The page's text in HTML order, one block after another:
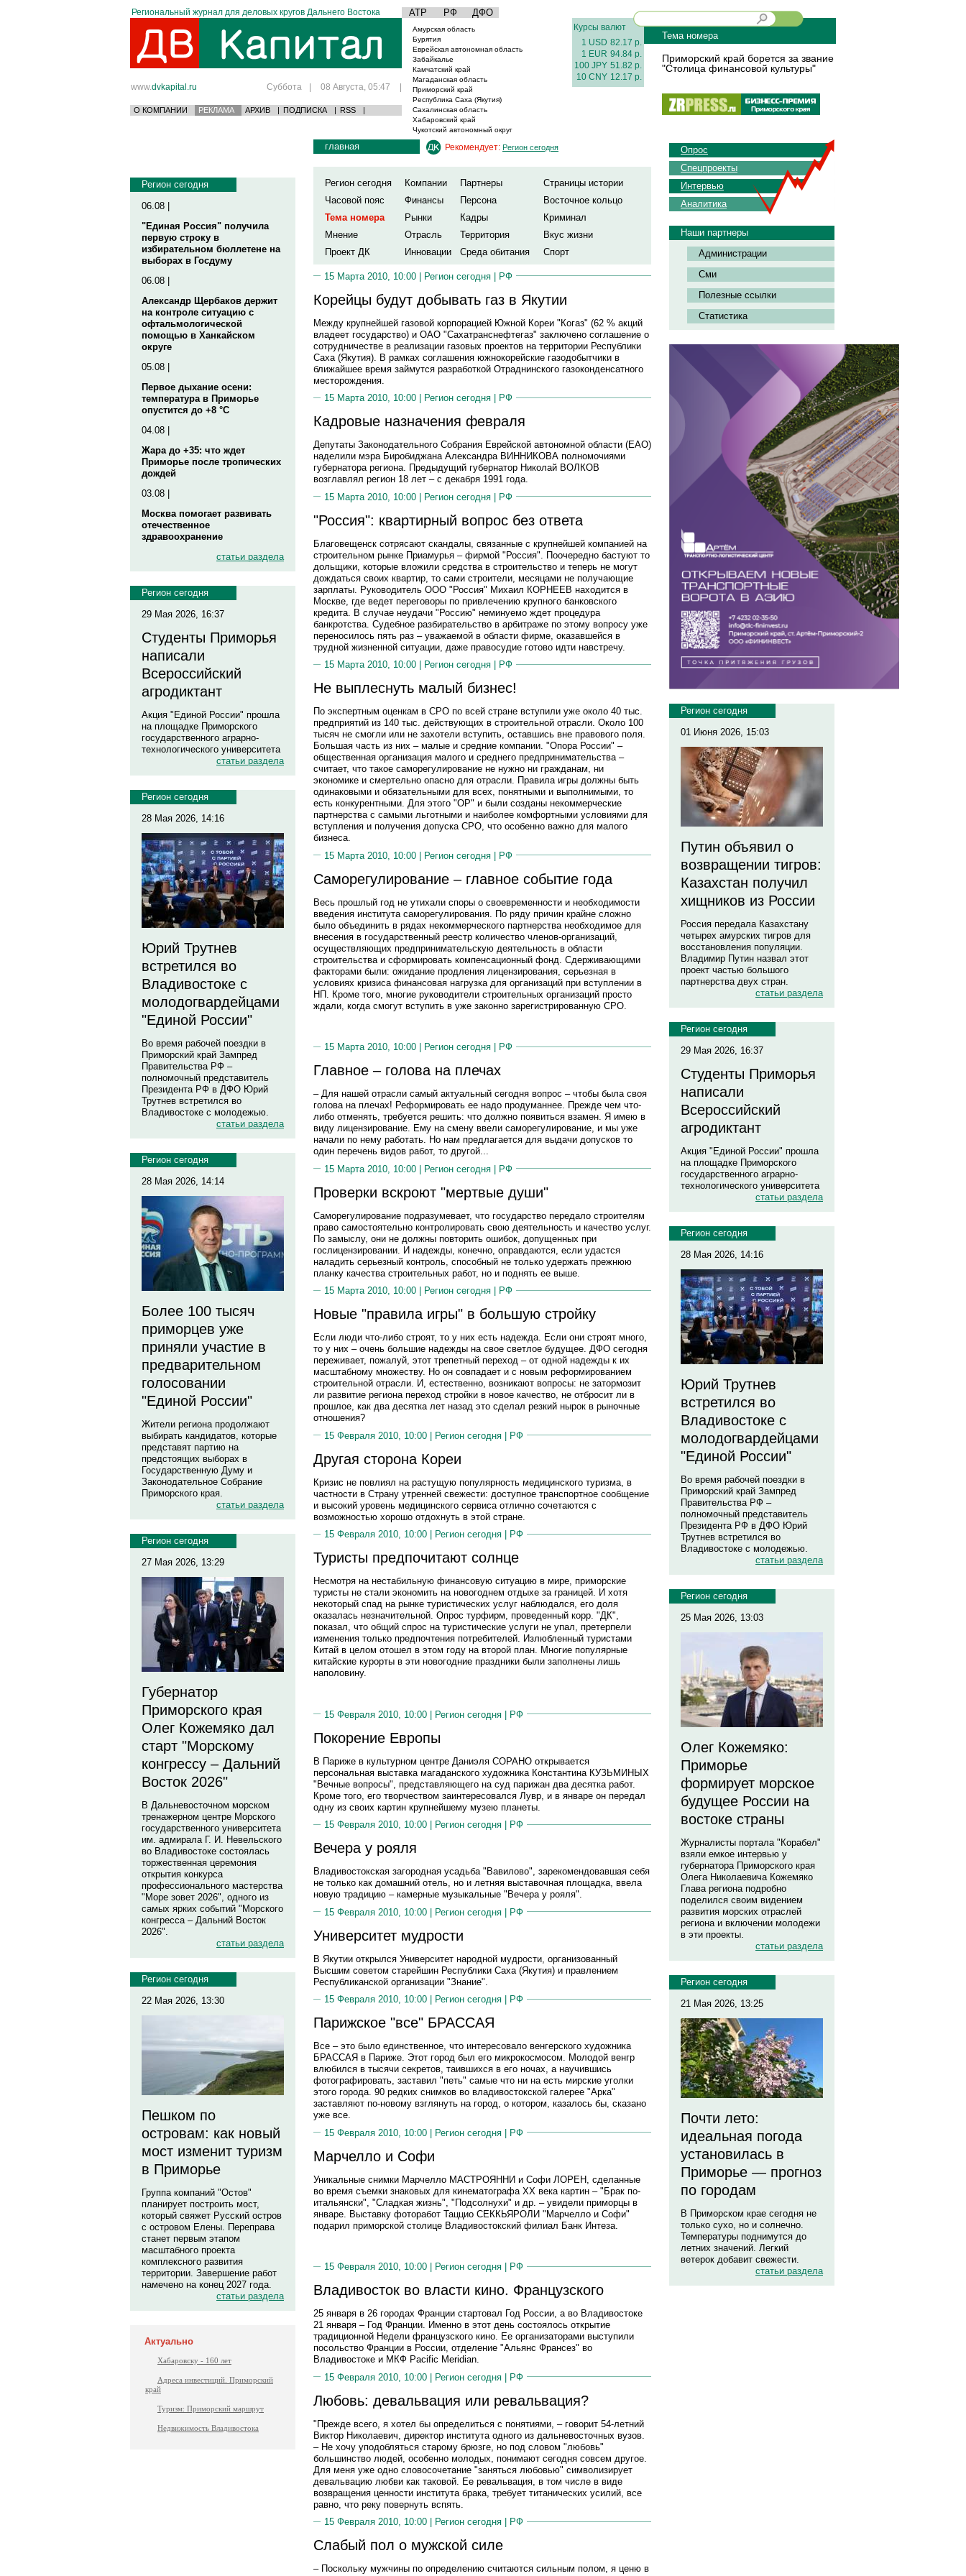
Региональный журнал для деловых кругов Дальнего Востока АТР РФ ДФО
www.dvkapital.ru Суббота | 08 Августа, 05:47 |
О КОМПАНИИ РЕКЛАМА АРХИВ | ПОДПИСКА | RSS |
Амурская область
Бурятия
Еврейская автономная область
Забайкалье
Камчатский край
Магаданская область
Приморский край
Республика Саха (Якутия)
Сахалинская область
Хабаровский край
Чукотский автономный округ
Курсы валют
1 USD 82.17 р.
1 EUR 94.84 р.
100 JPY 51.82 р.
10 CNY 12.17 р.
Тема номера
Приморский край борется за звание
"Столица финансовой культуры"
Регион сегодня
06.08 |
"Единая Россия" получила
первую строку в
избирательном бюллетене на
выборах в Госдуму
06.08 |
Александр Щербаков держит
на контроле ситуацию с
офтальмологической
помощью в Ханкайском
округе
05.08 |
Первое дыхание осени:
температура в Приморье
опустится до +8 °C
04.08 |
Жара до +35: что ждет
Приморье после тропических
дождей
03.08 |
Москва помогает развивать
отечественное
здравоохранение
статьи раздела
Регион сегодня
29 Мая 2026, 16:37
Студенты Приморья
написали
Всероссийский
агродиктант
Акция "Единой России" прошла
на площадке Приморского
государственного аграрно-
технологического университета
статьи раздела
Регион сегодня
28 Мая 2026, 14:16
Юрий Трутнев
встретился во
Владивостоке с
молодогвардейцами
"Единой России"
Во время рабочей поездки в
Приморский край Зампред
Правительства РФ –
полномочный представитель
Президента РФ в ДФО Юрий
Трутнев встретился во
Владивостоке с молодежью.
статьи раздела
Регион сегодня
28 Мая 2026, 14:14
Более 100 тысяч
приморцев уже
приняли участие в
предварительном
голосовании
"Единой России"
Жители региона продолжают
выбирать кандидатов, которые
представят партию на
предстоящих выборах в
Государственную Думу и
Законодательное Собрание
Приморского края.
статьи раздела
Регион сегодня
27 Мая 2026, 13:29
Губернатор
Приморского края
Олег Кожемяко дал
старт "Морскому
конгрессу – Дальний
Восток 2026"
В Дальневосточном морском
тренажерном центре Морского
государственного университета
им. адмирала Г. И. Невельского
во Владивостоке состоялась
торжественная церемония
открытия конкурса
профессионального мастерства
"Море зовет 2026", одного из
самых ярких событий "Морского
конгресса – Дальний Восток
2026".
статьи раздела
Регион сегодня
22 Мая 2026, 13:30
Пешком по
островам: как новый
мост изменит туризм
в Приморье
Группа компаний "Остов"
планирует построить мост,
который свяжет Русский остров
с островом Елены. Переправа
станет первым этапом
масштабного проекта
комплексного развития
территории. Завершение работ
намечено на конец 2027 года.
статьи раздела
Актуально
Хабаровску - 160 лет
Адреса инвестиций. Приморский
край
Туризм: Приморский маршрут
Недвижимость Владивостока
главная Рекомендует: Регион сегодня
Регион сегодня Компании Партнеры
Страницы истории
Часовой пояс
Финансы Персона
Восточное кольцо
Тема номера
Рынки Кадры
Криминал
Мнение
Отрасль Территория
Вкус жизни
Проект ДК
Инновации Среда обитания Спорт
15 Марта 2010, 10:00 | Регион сегодня | РФ
Корейцы будут добывать газ в Якутии
Между крупнейшей газовой корпорацией Южной Кореи "Когаз" (62 % акций
владеет государство) и ОАО "Сахатранснефтегаз" заключено соглашение о
сотрудничестве в реализации газовых проектов на территории Республики
Саха (Якутия). В рамках соглашения южнокорейские газодобытчики в
ближайшее время займутся разработкой Отраднинского газоконденсатного
месторождения.
15 Марта 2010, 10:00 |
Регион сегодня РФ
Кадровые назначения февраля
Депутаты Законодательного Собрания Еврейской автономной области (ЕАО)
наделили мэра Биробиджана Александра ВИННИКОВА полномочиями
губернатора региона. Предыдущий губернатор Николай ВОЛКОВ
возглавлял регион 18 лет – с декабря 1991 года.
15 Марта 2010, 10:00 | Регион сегодня | РФ
"Россия": квартирный вопрос без ответа
Благовещенск сотрясают скандалы, связанные с крупнейшей компанией на
строительном рынке Приамурья – фирмой "Россия". Поочередно бастуют то
дольщики, которые вложили средства в строительство и теперь не могут
дождаться своих квартир, то сами строители, месяцами не получающие
зарплаты. Руководитель ООО "Россия" Михаил КОРНЕЕВ находится в
Москве, где ведет переговоры по привлечению крупного банковского
кредита. В случае неудачи "Россию" неминуемо ждет процедура
банкротства. Судебное разбирательство в арбитраже по этому вопросу уже
переносилось пять раз – уважаемой в области фирме, оказавшейся в
трудной жизненной ситуации, даже правосудие готово идти навстречу.
15 Марта 2010, 10:00 |
Регион сегодня РФ
Не выплеснуть малый бизнес!
По экспертным оценкам в СРО по всей стране вступили уже около 40 тыс.
предприятий из 140 тыс. действующих в строительной отрасли. Около 100
тысяч не смогли или не захотели вступить, оставшись вне правового поля.
Большая часть из них – малые и средние компании. "Опора России" –
общественная организация малого и среднего предпринимательства –
считает, что такое саморегулирование не нужно ни гражданам, ни
экономике и смертельно опасно для отрасли. Правила игры должны быть
одинаковыми и обязательными для всех, понятными и выполнимыми, то
есть конкурентными. Для этого "ОР" и были созданы некоммерческие
партнерства с самыми льготными и наиболее комфортными условиями для
вступления и получения допуска СРО, что особенно важно для малого
бизнеса.
15 Марта 2010, 10:00 | Регион сегодня | РФ
Саморегулирование – главное событие года
Весь прошлый год не утихали споры о своевременности и необходимости
введения института саморегулирования. По ряду причин крайне сложно
было объединить в рядах некоммерческого партнерства необходимое для
внесения в государственный реестр количество членов-организаций,
осуществляющих предпринимательскую деятельность в области
строительства и сформировать компенсационный фонд. Сдерживающими
факторами были: ожидание продления лицензирования, серьезная в
условиях кризиса финансовая нагрузка для организаций при вступлении в
НП. Кроме того, многие руководители строительных организаций просто
ждали, когда смогут вступить в уже законно зарегистрированную СРО.
15 Марта 2010, 10:00 | Регион сегодня РФ
Главное – голова на плечах
– Для нашей отрасли самый актуальный сегодня вопрос – чтобы была своя
голова на плечах! Реформировать ее надо продуманнее. Прежде чем что-
либо отменять, требуется решить: что должно появиться взамен. Я имею в
виду лицензирование. Ему на смену ввели саморегулирование, и мы уже
начали по нему работать. Но нам предлагается для выдачи допусков то
один перечень видов работ, то другой...
15 Марта 2010, 10:00 | Регион сегодня | РФ
Проверки вскроют "мертвые души"
Саморегулирование подразумевает, что государство передало строителям
право самостоятельно контролировать свою деятельность и качество услуг.
По замыслу, они не должны повторить ошибок, допущенных при
гослицензировании. И надежды, конечно, оправдаются, если удастся
наладить серьезный контроль, способный не только удержать прежнюю
планку качества строительных работ, но и поднять ее выше.
15 Марта 2010, 10:00 |
Регион сегодня РФ
Новые "правила игры" в большую стройку
Если люди что-либо строят, то у них есть надежда. Если они строят много,
то у них – очень большие надежды на свое светлое будущее. ДФО сегодня
переживает, пожалуй, этот трепетный переход – от одной надежды к их
масштабному множеству. Но он совпадает и с новым реформированием
строительной отрасли. И, естественно, возникают вопросы: не затормозит
ли развитие региона переход стройки в новое качество, не отбросит ли в
прошлое, как два десятка лет назад это сделал резкий нырок в рыночные
отношения?
15 Февраля 2010, 10:00 | Регион сегодня | РФ
Другая сторона Кореи
Кризис не повлиял на растущую популярность медицинского туризма, в
частности в Страну утренней свежести: доступное транспортное сообщение
и высокий уровень медицинского сервиса отлично сочетаются с
возможностью хорошо отдохнуть в этой стране.
15 Февраля 2010, 10:00 |
Регион сегодня РФ
Туристы предпочитают солнце
Несмотря на нестабильную финансовую ситуацию в мире, приморские
туристы не стали экономить на новогоднем отдыхе за границей. И хотя
некоторый спад на рынке туристических услуг наблюдался, его доля
оказалась незначительной. Опрос турфирм, проведенный корр. "ДК",
показал, что общий спрос на туристические услуги не упал, претерпели
изменения только предпочтения потребителей. Излюбленный туристами
Китай в целом отошел в этом году на второй план. Многие популярные
китайские курорты в эти новогодние праздники были заполнены лишь
наполовину.
15 Февраля 2010, 10:00 | Регион сегодня | РФ
Покорение Европы
В Париже в культурном центре Даниэля СОРАНО открывается
персональная выставка магаданского художника Константина КУЗЬМИНЫХ
"Вечные вопросы", представляющего на суд парижан два десятка работ.
Кроме того, его творчеством заинтересовался Лувр, и в январе он передал
одну из своих картин крупнейшему музею планеты.
15 Февраля 2010, 10:00 |
Регион сегодня РФ
Вечера у рояля
Владивостокская загородная усадьба "Вавилово", зарекомендовавшая себя
не только как домашний отель, но и летняя выставочная площадка, ввела
новую традицию – камерные музыкальные "Вечера у рояля".
15 Февраля 2010, 10:00 | Регион сегодня | РФ
Университет мудрости
В Якутии открылся Университет народной мудрости, организованный
Высшим советом старейшин Республики Саха (Якутия) и правлением
Республиканской организации "Знание".
15 Февраля 2010, 10:00 |
Регион сегодня РФ
Парижское "все" БРАССАЯ
Все – это было единственное, что интересовало венгерского художника
БРАССАЯ в Париже. Этот город был его микрокосмосом. Молодой венгр
влюбился в тысячи секретов, таившихся в его ночах, а научившись
фотографировать, заставил "петь" самые что ни на есть мирские уголки
этого города. 90 редких снимков во владивостокской галерее "Арка"
заставляют по-новому взглянуть на город, о котором, казалось бы, сказано
уже все.
15 Февраля 2010, 10:00 | Регион сегодня | РФ
Марчелло и Софи
Уникальные снимки Марчелло МАСТРОЯННИ и Софи ЛОРЕН, сделанные
во время съемки знаковых для кинематографа XX века картин – "Брак по-
итальянски", "Сладкая жизнь", "Подсолнухи" и др. – увидели приморцы в
январе. Выставку фоторабот Таццио СЕККЬЯРОЛИ "Марчелло и Софи"
подарил приморской столице Владивостокский филиал Банк Интеза.
15 Февраля 2010, 10:00 | Регион сегодня РФ
Владивосток во власти кино. Французского
25 января в 26 городах Франции стартовал Год России, а во Владивостоке
21 января – Год Франции. Именно в этот день состоялось открытие
традиционной Недели французского кино. Ее организаторами выступили
посольство Франции в России, отделение "Альянс Франсез" во
Владивостоке и МКФ Pacific Meridian.
15 Февраля 2010, 10:00 | Регион сегодня | РФ
Любовь: девальвация или ревальвация?
"Прежде всего, я хотел бы определиться с понятиями, – говорит 54-летний
Виктор Николаевич, директор института одного из дальневосточных вузов.
– Не хочу уподобляться старому брюзге, но под словом "любовь"
большинство людей, особенно молодых, понимают сегодня совсем другое.
Для меня уже одно словосочетание "заняться любовью" символизирует
девальвацию любви как таковой. Ее ревальвация, в том числе в виде
возвращения ценности института брака, требует титанических усилий, все
равно, что реку повернуть вспять.
15 Февраля 2010, 10:00 |
Регион сегодня РФ
Слабый пол о мужской силе
– Поскольку мужчины по определению считаются сильным полом, я ценю в
Опрос
Спецпроекты
Интервью
Аналитика
Наши партнеры
Администрации
Сми
Полезные ссылки
Статистика
Регион сегодня
01 Июня 2026, 15:03
Путин объявил о
возвращении тигров:
Казахстан получил
хищников из России
Россия передала Казахстану
четырех амурских тигров для
восстановления популяции.
Владимир Путин назвал этот
проект частью большого
партнерства двух стран.
статьи раздела
Регион сегодня
29 Мая 2026, 16:37
Студенты Приморья
написали
Всероссийский
агродиктант
Акция "Единой России" прошла
на площадке Приморского
государственного аграрно-
технологического университета
статьи раздела
Регион сегодня
28 Мая 2026, 14:16
Юрий Трутнев
встретился во
Владивостоке с
молодогвардейцами
"Единой России"
Во время рабочей поездки в
Приморский край Зампред
Правительства РФ –
полномочный представитель
Президента РФ в ДФО Юрий
Трутнев встретился во
Владивостоке с молодежью.
статьи раздела
Регион сегодня
25 Мая 2026, 13:03
Олег Кожемяко:
Приморье
формирует морское
будущее России на
востоке страны
Журналисты портала "Корабел"
взяли емкое интервью у
губернатора Приморского края
Олега Николаевича Кожемяко
Глава региона подробно
поделился своим видением
развития морских отраслей
региона и включении молодежи
в эти проекты.
статьи раздела
Регион сегодня
21 Мая 2026, 13:25
Почти лето:
идеальная погода
установилась в
Приморье — прогноз
по городам
В Приморском крае сегодня не
только сухо, но и солнечно.
Температуры поднимутся до
летних значений. Легкий
ветерок добавит свежести.
статьи раздела